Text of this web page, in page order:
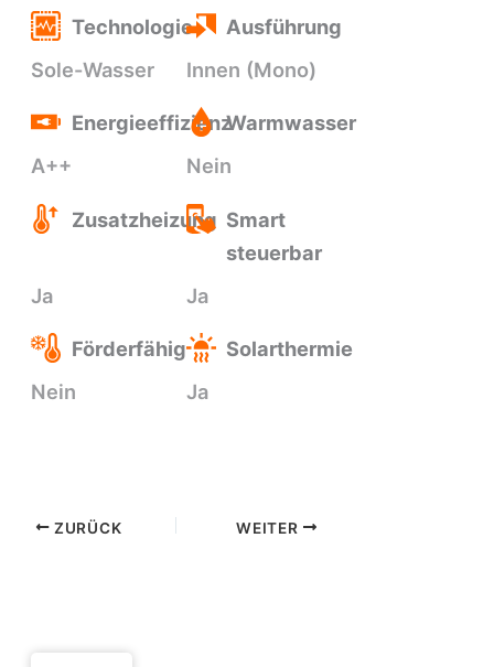
Technologie
Sole-Wasser
Ausführung
Innen (Mono)
Energieeffizienz
A++
Warmwasser
Nein
Zusatzheizung
Ja
Smart
steuerbar
Ja
Förderfähig
Nein
Solarthermie
Ja
ZURÜCK WEITER